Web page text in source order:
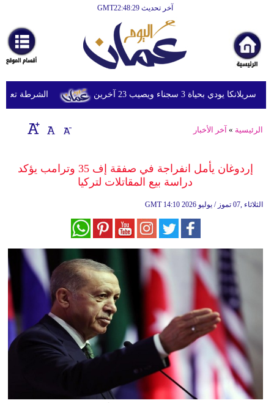
آخر تحديث GMT22:48:29
أخبارعاجلة
رياضة
ثقافة
إقتصاد
وموسيقى
سياحة
وسفر
ديكور
أخبار
الشرطة تعتقل بحياة 3 سجناء ويصيب 23 آخرين
الرئيسية » آخر الأخبار
إردوغان يأمل انفراجة في صفقة إف 35 وترامب يؤكد
دراسة بيع المقاتلات لتركيا
GMT 14:10 2026 الثلاثاء ,07 تموز / يوليو